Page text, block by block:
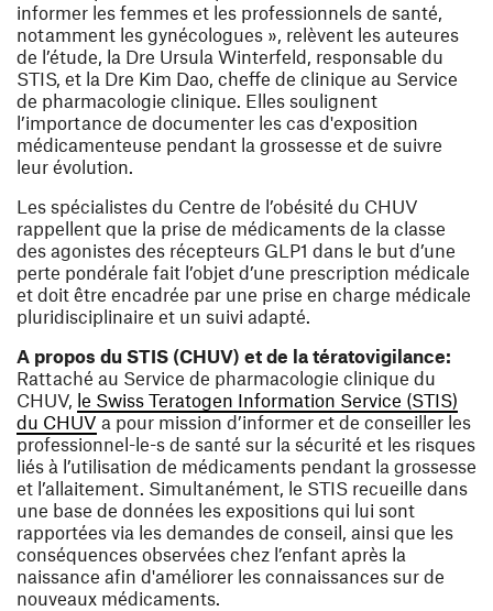
informer les femmes et les professionnels de santé,
notamment les gynécologues », relèvent les auteures
de l’étude, la Dre Ursula Winterfeld, responsable du
STIS, et la Dre Kim Dao, cheffe de clinique au Service
de pharmacologie clinique. Elles soulignent
l’importance de documenter les cas d'exposition
médicamenteuse pendant la grossesse et de suivre
leur évolution.
Les spécialistes du Centre de l’obésité du CHUV
rappellent que la prise de médicaments de la classe
des agonistes des récepteurs GLP1 dans le but d’une
perte pondérale fait l’objet d’une prescription médicale
et doit être encadrée par une prise en charge médicale
pluridisciplinaire et un suivi adapté.
A propos du STIS (CHUV) et de la tératovigilance:
Rattaché au Service de pharmacologie clinique du
CHUV, le Swiss Teratogen Information Service (STIS)
du CHUV (ouvre une nouvelle fenêtre)
a pour mission d’informer et de conseiller les
professionnel-le-s de santé sur la sécurité et les risques
liés à l’utilisation de médicaments pendant la grossesse
et l’allaitement. Simultanément, le STIS recueille dans
une base de données les expositions qui lui sont
rapportées via les demandes de conseil, ainsi que les
conséquences observées chez l’enfant après la
naissance afin d'améliorer les connaissances sur de
nouveaux médicaments.